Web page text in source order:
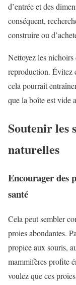
d’entrée et des
conséquent,
construire ou
Nettoyez les nichoirs
reproduction. Évitez
cela pourrait
que la boîte est vide
Soutenir les
naturelles
Encourager des
santé
Cela peut sembler
proies abondantes.
propice aux souris,
mammifères profite
voulez que ces